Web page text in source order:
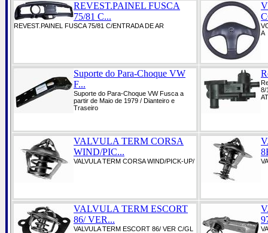
REVEST.PAINEL FUSCA
75/81 C...
REVEST.PAINEL FUSCA 75/81 C/ENTRADA DE AR
A
Suporte do Para-Choque VW
F...
Suporte do Para-Choque VW Fusca a
partir de Maio de 1979 / Dianteiro e
Traseiro
8/
VALVULA TERM CORSA
WIND/PIC...
VALVULA TERM CORSA WIND/PICK-UP/
VALVULA TERM ESCORT
86/ VER...
VALVULA TERM ESCORT 86/ VER C/GL